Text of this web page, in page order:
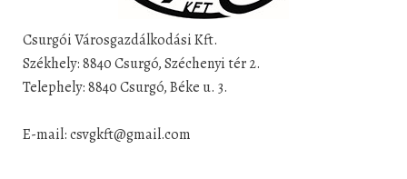
Csurgói Városgazdálkodási Kft.
Székhely: 8840 Csurgó, Széchenyi tér 2.
Telephely: 8840 Csurgó, Béke u. 3.
E-mail: csvgkft@gmail.com